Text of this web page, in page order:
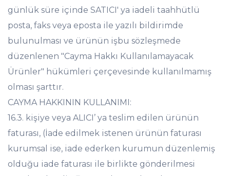
günlük süre içinde SATICI' ya iadeli taahhütlü
posta, faks veya eposta ile yazılı bildirimde
bulunulması ve ürünün işbu sözleşmede
düzenlenen "Cayma Hakkı Kullanılamayacak
Ürünler" hükümleri çerçevesinde kullanılmamış
olması şarttır.
CAYMA HAKKININ KULLANIMI:
16.3. kişiye veya ALICI’ ya teslim edilen ürünün
faturası, (İade edilmek istenen ürünün faturası
kurumsal ise, iade ederken kurumun düzenlemiş
olduğu iade faturası ile birlikte gönderilmesi